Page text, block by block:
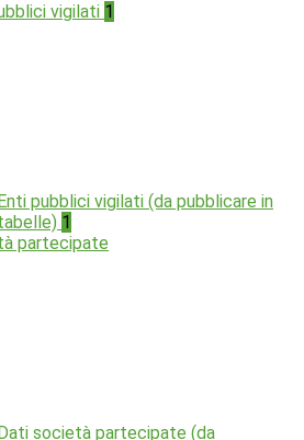
vigilati 1
Enti pubblici vigilati (da pubblicare in
1
partecipate
Dati società partecipate (da